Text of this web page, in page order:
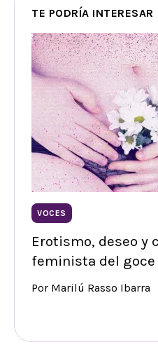
TE PODRÍA INTERESAR
VOCES
Erotismo, deseo y
feminista del goce
Por Marilú Rasso Ibarra